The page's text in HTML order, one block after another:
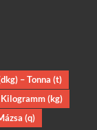
– Tonna (t)
(kg)
(q)